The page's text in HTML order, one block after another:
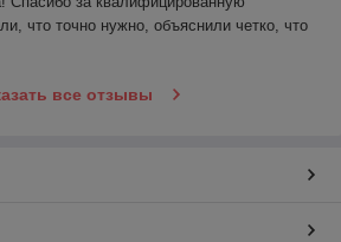
что точно нужно, объяснили четко, что
все отзывы